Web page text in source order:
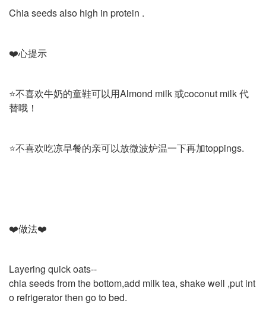
Chia seeds also high in protein .
❤️心提示
⭐️不喜欢牛奶的童鞋可以用Almond milk 或coconut milk 代
替哦！
⭐️不喜欢吃凉早餐的亲可以放微波炉温一下再加toppings.
❤️做法❤️
Layering quick oats--
chia seeds from the bottom,add milk tea, shake well ,put int
o refrigerator then go to bed.